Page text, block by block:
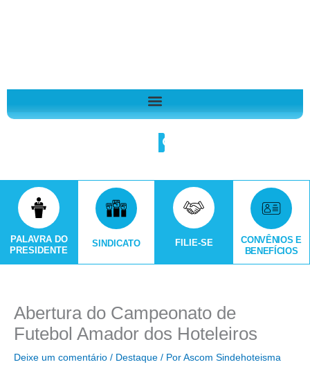
Search
PALAVRA DO
PRESIDENTE
SINDICATO FILIE-SE
CONVÊNIOS E
BENEFÍCIOS
Abertura do Campeonato de
Futebol Amador dos Hoteleiros
Deixe um comentário / Destaque / Por Ascom Sindehoteisma
o